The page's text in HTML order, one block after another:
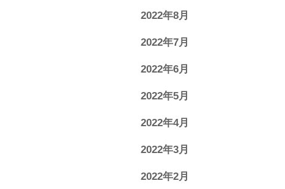
2022年8月
2022年7月
2022年6月
2022年5月
2022年4月
2022年3月
2022年2月